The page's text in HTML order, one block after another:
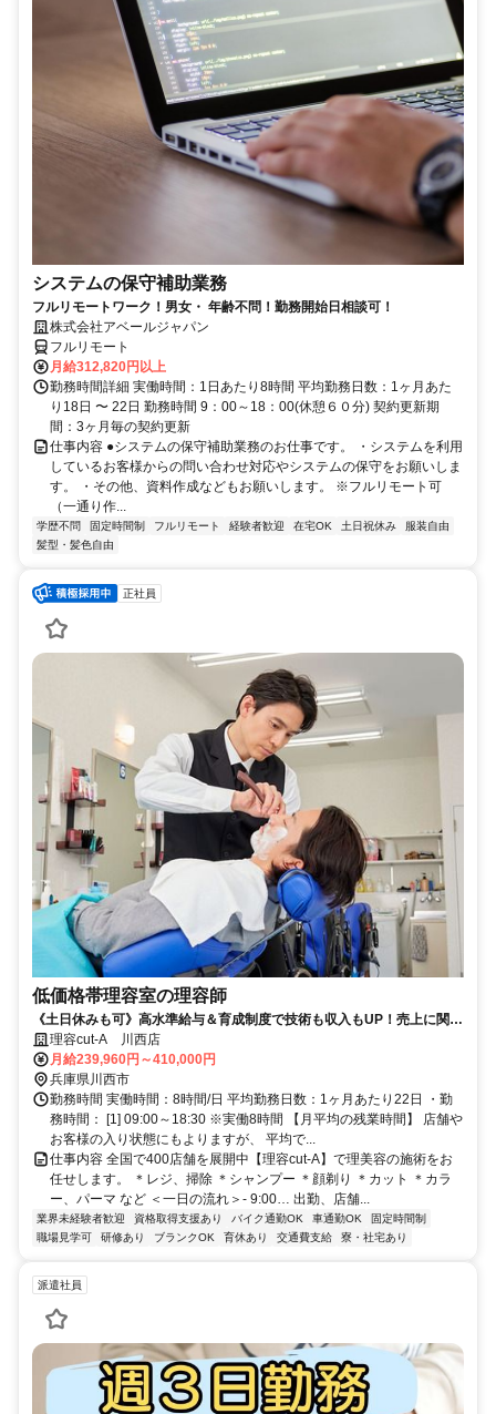
システムの保守補助業務
フルリモートワーク！男女・ 年齢不問！勤務開始日相談可！
株式会社アベールジャパン
フルリモート
月給312,820円以上
勤務時間詳細 実働時間：1日あたり8時間 平均勤務日数：1ヶ月あた
り18日 〜 22日 勤務時間 9：00～18：00(休憩６０分) 契約更新期
間：3ヶ月毎の契約更新
仕事内容 ●システムの保守補助業務のお仕事です。 ・システムを利用
しているお客様からの問い合わせ対応やシステムの保守をお願いしま
す。 ・その他、資料作成などもお願いします。 ※フルリモート可
（一通り作...
学歴不問 固定時間制 フルリモート 経験者歓迎 在宅OK 土日祝休み
服装自由
髪型・髪色自由
正社員
低価格帯理容室の理容師
《土日休みも可》高水準給与＆育成制度で技術も収入もUP！売上に関わ
らず毎月給与保障＋歩合あり！ノルマなし◎年4回昇給チャンス有
理容cut-A 川西店
月給239,960円～410,000円
兵庫県川西市
勤務時間 実働時間：8時間/日 平均勤務日数：1ヶ月あたり22日 ・勤
務時間： [1] 09:00～18:30 ※実働8時間 【月平均の残業時間】 店舗や
お客様の入り状態にもよりますが、 平均で...
仕事内容 全国で400店舗を展開中【理容cut-A】で理美容の施術をお
任せします。 ＊レジ、掃除 ＊シャンプー ＊顔剃り ＊カット ＊カラ
ー、パーマ など ＜一日の流れ＞- 9:00… 出勤、店舗...
業界未経験者歓迎 資格取得支援あり バイク通勤OK 車通勤OK
固定時間制
職場見学可
研修あり ブランクOK 育休あり 交通費支給 寮・社宅あり
派遣社員